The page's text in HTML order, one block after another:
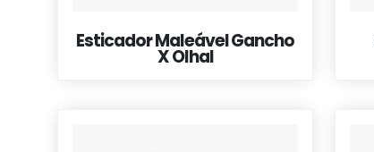
Esticador Maleável Gancho
X Olhal